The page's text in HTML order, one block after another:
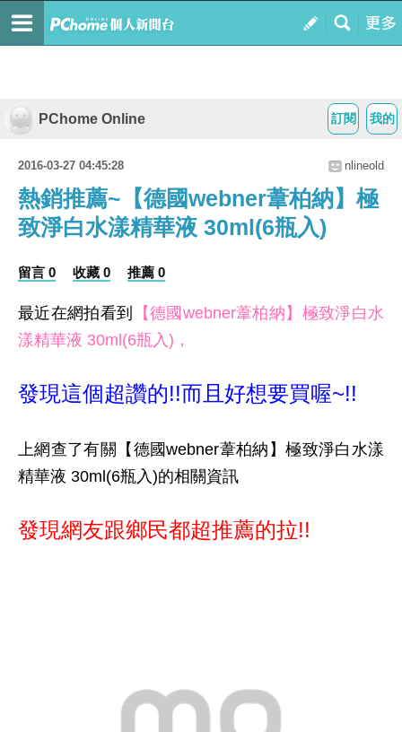
我的
訂閱
PChome Online
2016-03-27 04:45:28 nlineold
熱銷推薦~【德國webner葦柏納】極
致淨白水漾精華液 30ml(6瓶入)
留言 0 收藏 0 推薦 0
最近在網拍看到
【德國webner葦柏納】極致淨白水
漾精華液 30ml(6瓶入)，
發現這個超讚的!!而且好想要買喔~!!
上網查了有關【德國webner葦柏納】極致淨白水漾
精華液 30ml(6瓶入)的相關資訊
發現網友跟鄉民都超推薦的拉!!